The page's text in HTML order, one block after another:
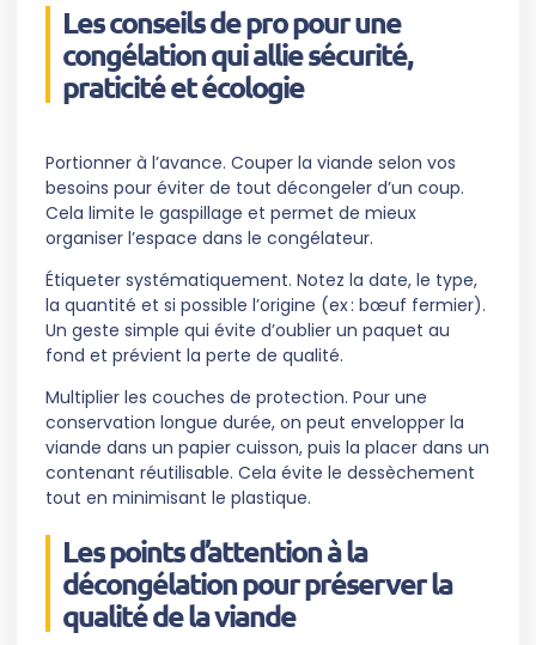
Les conseils de pro pour une
congélation qui allie sécurité,
praticité et écologie
Portionner à l’avance. Couper la viande selon vos
besoins pour éviter de tout décongeler d’un coup.
Cela limite le gaspillage et permet de mieux
organiser l’espace dans le congélateur.
Étiqueter systématiquement. Notez la date, le type,
la quantité et si possible l’origine (ex : bœuf fermier).
Un geste simple qui évite d’oublier un paquet au
fond et prévient la perte de qualité.
Multiplier les couches de protection. Pour une
conservation longue durée, on peut envelopper la
viande dans un papier cuisson, puis la placer dans un
contenant réutilisable. Cela évite le dessèchement
tout en minimisant le plastique.
Les points d’attention à la
décongélation pour préserver la
qualité de la viande